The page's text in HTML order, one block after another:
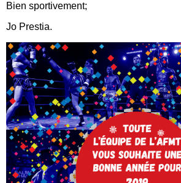
Bien sportivement;
Jo Prestia.